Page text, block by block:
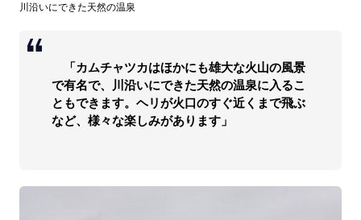
川沿いにできた天然の温泉
「カムチャツカはほかにも雄大な火山の風景
で有名で、川沿いにできた天然の温泉に入るこ
ともできます。ヘリが火口のすぐ近くまで飛ぶ
など、様々な楽しみがあります」